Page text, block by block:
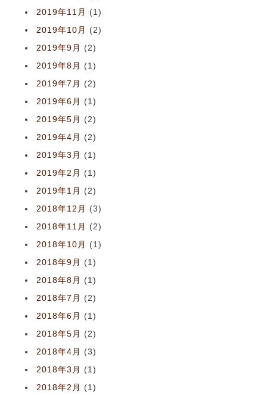
2019年11月
(1)
2019年10月
(2)
2019年9月
(2)
2019年8月
(1)
2019年7月
(2)
2019年6月
(1)
2019年5月
(2)
2019年4月
(2)
2019年3月
(1)
2019年2月
(1)
2019年1月
(2)
2018年12月
(3)
2018年11月
(2)
2018年10月
(1)
2018年9月
(1)
2018年8月
(1)
2018年7月
(2)
2018年6月
(1)
2018年5月
(2)
2018年4月
(3)
2018年3月
(1)
2018年2月
(1)